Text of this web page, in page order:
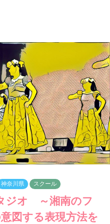
神奈川県 スクール
ジオ ～湘南のフ
図する表現方法を